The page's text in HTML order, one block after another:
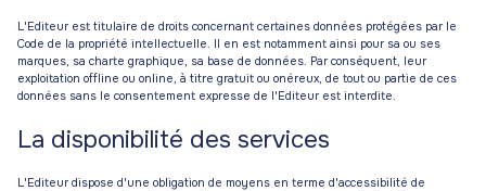
L'Editeur est titulaire de droits concernant certaines données protégées par le
Code de la propriété intellectuelle. Il en est notamment ainsi pour sa ou ses
marques, sa charte graphique, sa base de données. Par conséquent, leur
exploitation offline ou online, à titre gratuit ou onéreux, de tout ou partie de ces
données sans le consentement expresse de l'Editeur est interdite.
La disponibilité des services
L'Editeur dispose d'une obligation de moyens en terme d'accessibilité de